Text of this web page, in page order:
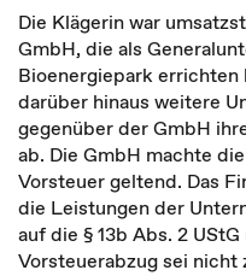
Die Klägerin war
GmbH, die als
Bioenergiepark errichten
darüber hinaus weitere
gegenüber der GmbH
ab. Die GmbH machte
Vorsteuer geltend. Das
die Leistungen der
auf die § 13b Abs. 2
Vorsteuerabzug sei nicht